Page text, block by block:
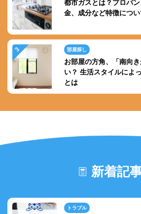
都市ガスとは？プロパ
金、成分など特徴につい
部屋探し
お部屋の方角、「南向
い？ 生活スタイルによ
とは
新着記
トラブル